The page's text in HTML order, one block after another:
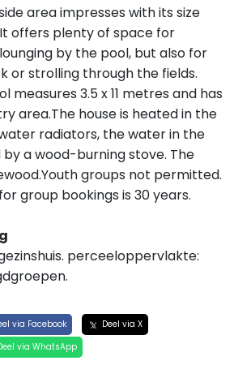
area impresses with its size
offers plenty of space for
by the pool, but also for
or strolling through the fields.
measures 3.5 x 11 metres and has
area.The house is heated in the
radiators, the water in the
a wood-burning stove. The
groups not permitted.
group bookings is 30 years.
perceeloppervlakte:
via Facebook
Deel via X
via WhatsApp